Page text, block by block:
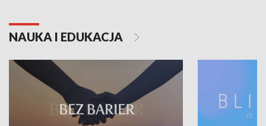
NAUKA I EDUKACJA